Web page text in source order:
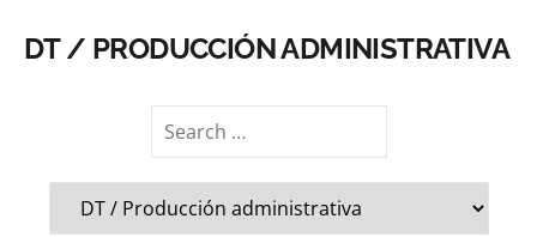
DT / PRODUCCIÓN ADMINISTRATIVA